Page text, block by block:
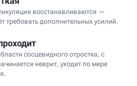
восстанавливаются —
требовать дополнительных усилий.
сосцевидного отростка, с
неврит, уходит по мере